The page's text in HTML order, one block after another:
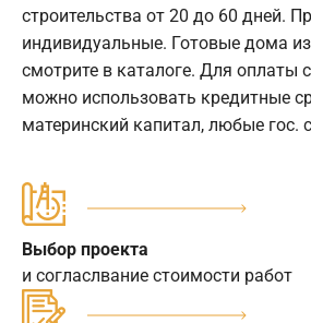
строительства от 20 до 60 дней.
индивидуальные. Готовые дома
смотрите в каталоге. Для оплаты
можно использовать кредитные
материнский капитал, любые гос.
Выбор проекта
и согласлвание стоимости работ